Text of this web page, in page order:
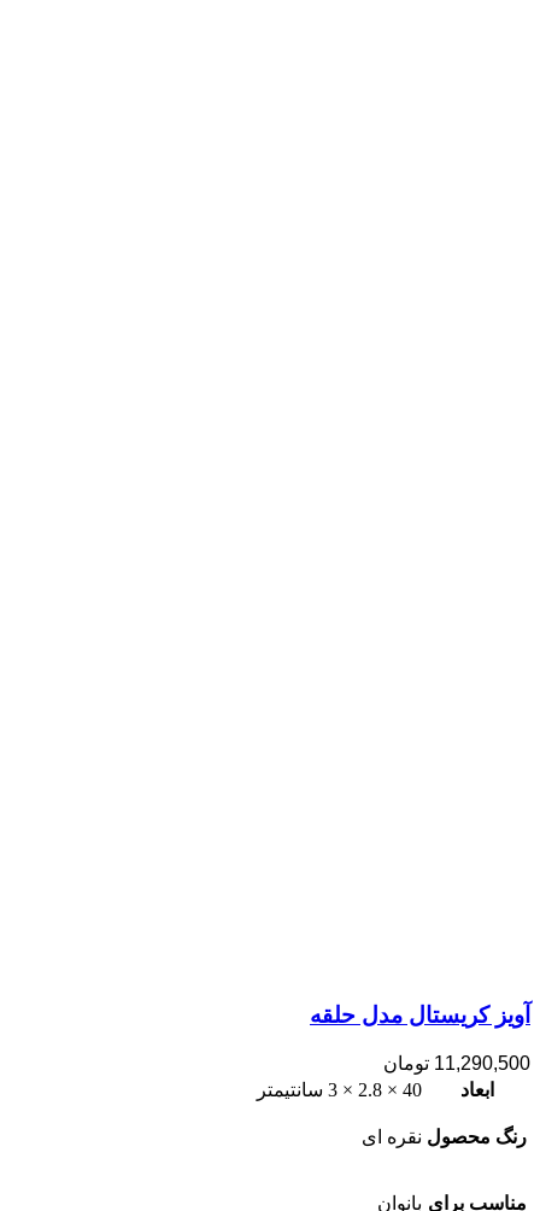
آویز کریستال مدل حلقه
11,290,500 تومان
ابعاد
40 × 2.8 × 3 سانتیمتر
رنگ محصول نقره ای
مناسب برای بانوان